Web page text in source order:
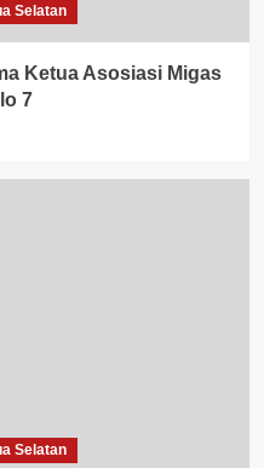
Selatan
Ketua Asosiasi Migas
7
Selatan